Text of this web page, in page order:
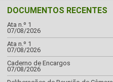
DOCUMENTOS RECENTES
Ata n.º 1
07/08/2026
Ata n.º 1
07/08/2026
Caderno de Encargos
07/08/2026